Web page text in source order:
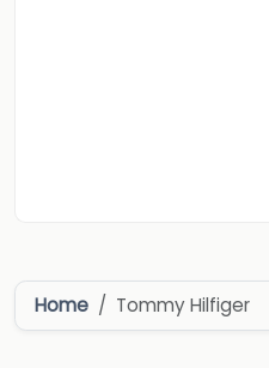
Home Tommy Hilfiger